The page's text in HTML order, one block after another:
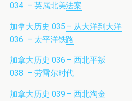
034 – 英属北美法案
加拿大历史 035 – 从大洋到大洋
036 – 太平洋铁路
加拿大历史 036 – 西北平叛
038 – 劳雷尔时代
加拿大历史 039 – 西北淘金